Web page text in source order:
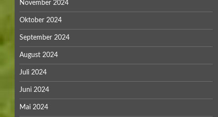
November 2024
Oktober 2024
September 2024
August 2024
Juli 2024
Juni 2024
Mai 2024